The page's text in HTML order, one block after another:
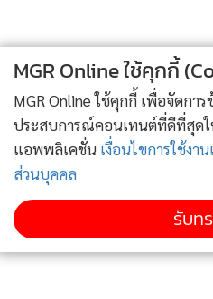
MGR Online ใช้คุกกี้
MGR Online ใช้คุกกี้ เพื่อจัดก
ประสบการณ์คอนเทนต์ที่ดีที่สุด
แอพพลิเคชั่น เงื่อนไขการใช้งา
ส่วนบุคคล
รับท